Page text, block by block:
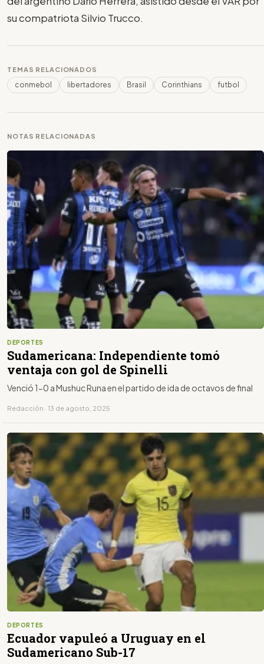
su compatriota Silvio Trucco.
TEMAS RELACIONADOS
conmebol libertadores Brasil Corinthians futbol
NOTAS RELACIONADAS
DEPORTES
Sudamericana: Independiente tomó
ventaja con gol de Spinelli
Venció 1-0 a Mushuc Runa en el partido de ida de octavos de final
Redacción · 13 de agosto, 2025
DEPORTES
Ecuador vapuleó a Uruguay en el
Sudamericano Sub-17